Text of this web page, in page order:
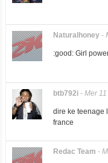
Naturalhoney-
:good: Girl
btb792i- Mer
dire ke teenage
france
Redac Team -